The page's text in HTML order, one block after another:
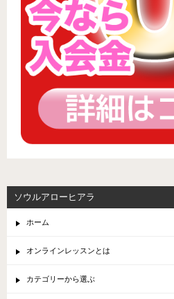
ソウルアローヒアラ
ホーム
オンラインレッスンとは
カテゴリーから選ぶ